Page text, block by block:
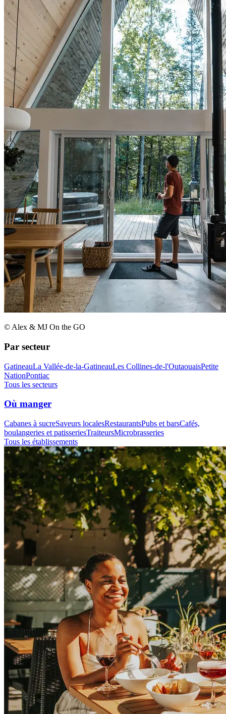
© Alex & MJ On the GO
Par secteur
GatineauLa Vallée-de-la-GatineauLes Collines-de-l'OutaouaisPetite
NationPontiac
Tous les secteurs
Où manger
Cabanes à sucreSaveurs localesRestaurantsPubs et barsCafés,
boulangeries et patisseriesTraiteursMicrobrasseries
Tous les établissements